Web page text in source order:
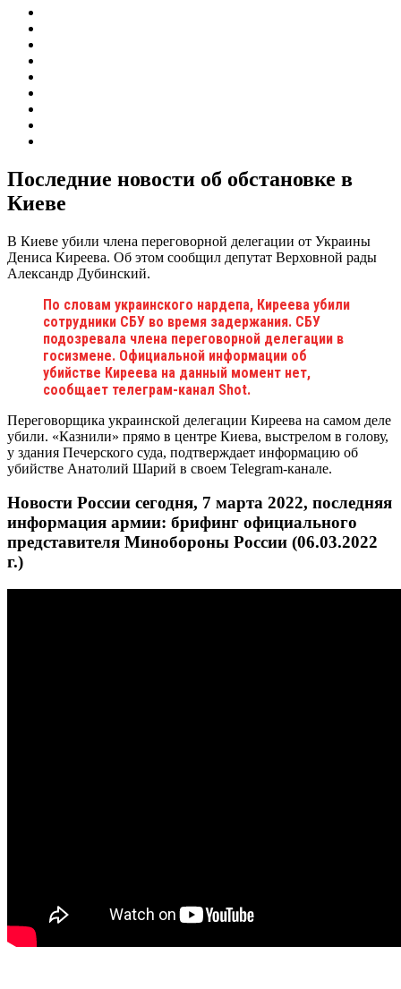
Последние новости об обстановке в
Киеве
В Киеве убили члена переговорной делегации от Украины
Дениса Киреева. Об этом сообщил депутат Верховной рады
Александр Дубинский.
По словам украинского нардепа, Киреева убили
сотрудники СБУ во время задержания. СБУ
подозревала члена переговорной делегации в
госизмене. Официальной информации об
убийстве Киреева на данный момент нет,
сообщает телеграм-канал Shot.
Переговорщика украинской делегации Киреева на самом деле
убили. «Казнили» прямо в центре Киева, выстрелом в голову,
у здания Печерского суда, подтверждает информацию об
убийстве Анатолий Шарий в своем Telegram-канале.
Новости России сегодня, 7 марта 2022, последняя
информация армии: брифинг официального
представителя Минобороны России (06.03.2022
г.)